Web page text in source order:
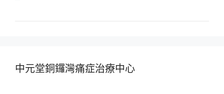
中元堂銅鑼灣痛症治療中心